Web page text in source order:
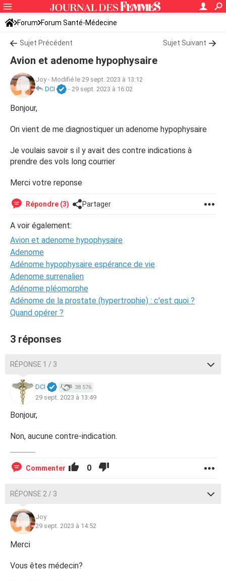
Forum Forum Santé-Médecine
Symptômes et maladies courantes
Sujet Précédent Sujet Suivant
Avion et adenome hypophysaire
Joy- Modifié le 29 sept. 2023 à 13:12
DCI
- 29 sept. 2023 à 16:02
Bonjour,
On vient de me diagnostiquer un adenome hypophysaire
Je voulais savoir s il y avait des contre indications à
prendre des vols long courrier
Merci votre reponse
Répondre (3) Partager
A voir également:
Avion et adenome hypophysaire
Adenome
Adénome hypophysaire espérance de vie
Adenome surrenalien
Adénome pléomorphe
Adénome de la prostate (hypertrophie) : c'est quoi ?
Quand opérer ?
3 réponses
RÉPONSE 1 / 3
DCI 38 576
29 sept. 2023 à 13:49
Bonjour,
Non, aucune contre-indication.
Commenter 0
RÉPONSE 2 / 3
Joy
29 sept. 2023 à 14:52
Merci
Vous êtes médecin?